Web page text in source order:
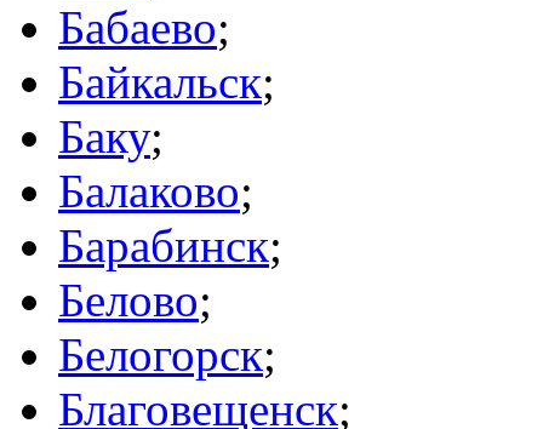
Бабаево;
Байкальск;
Баку;
Балаково;
Барабинск;
Белово;
Белогорск;
Благовещенск;